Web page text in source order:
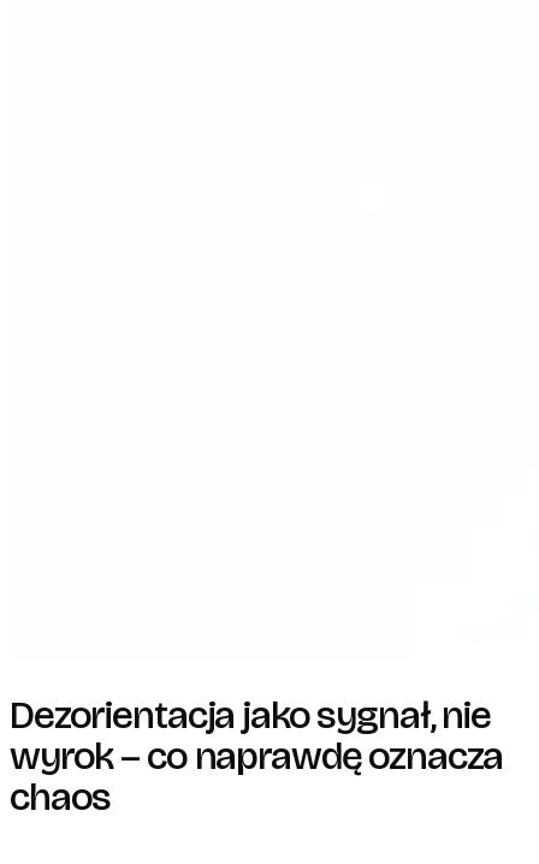
Dezorientacja jako sygnał, nie
wyrok – co naprawdę oznacza
chaos